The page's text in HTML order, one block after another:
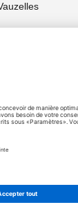
fait partie de